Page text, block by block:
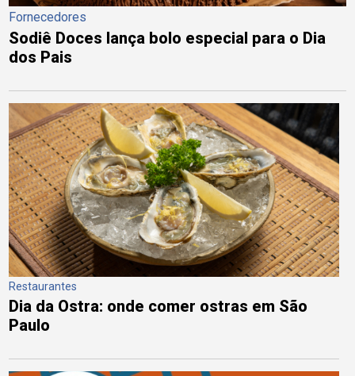
Fornecedores
Sodiê Doces lança bolo especial para o Dia
dos Pais
Restaurantes
Dia da Ostra: onde comer ostras em São
Paulo